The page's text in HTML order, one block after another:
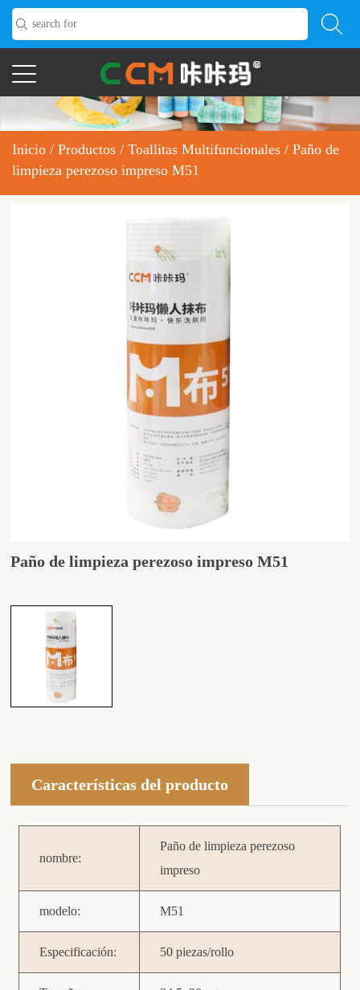
Inicio / Productos / Toallitas Multifuncionales / Paño de
limpieza perezoso impreso M51
Paño de limpieza perezoso impreso M51
Características del producto
nombre:
Paño de limpieza perezoso
impreso
modelo: M51
Especificación: 50 piezas/rollo